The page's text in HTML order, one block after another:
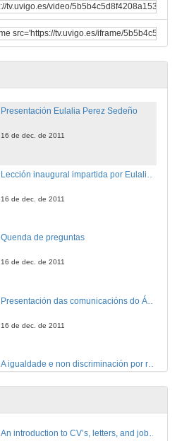
16 de dec. de 2011
Inauguración oficial da Xornada polo vicerreitor de Alumnado, Docencia e Calidade
Presentación Eulalia Perez Sedeño
16 de dec. de 2011
16 de dec. de 2011
Quenda de preguntas
16 de dec. de 2011
16 de dec. de 2011
A igualdade e non discriminación por razón de xénero na docencia de Dereito Constitucional: unha aprendizaxe e actitud para toda a vida,
16 de dec. de 2011
An introduction to CV’s, letters, and job searching